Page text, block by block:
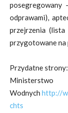
posegregowany
odprawami),
przejrzenia (lista
przygotowane na
Przydatne strony:
Wodnych http://
chts